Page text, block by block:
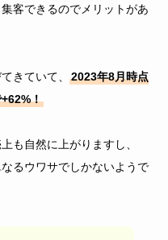
客できるのでメリットがあ
きていて、
2023年8月時点
！
も自然に上がりますし、
るウワサでしかないようで